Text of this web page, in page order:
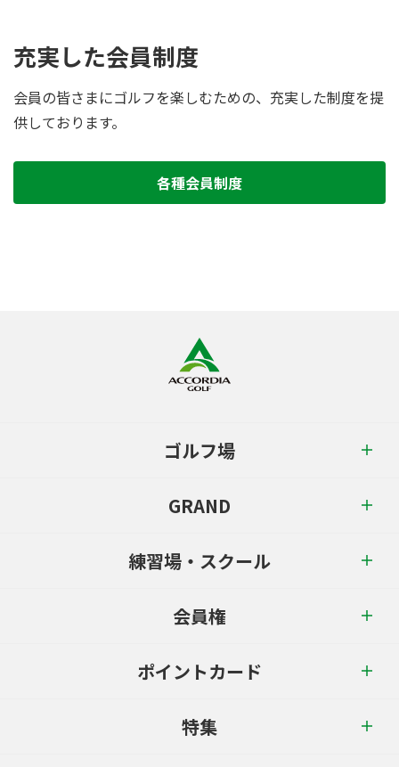
充実した会員制度
会員の皆さまにゴルフを楽しむための、充実した制度を提
供しております。
各種会員制度
ゴルフ場
GRAND
練習場・スクール
会員権
ポイントカード
特集